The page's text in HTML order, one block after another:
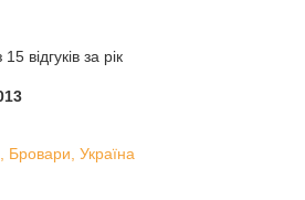
відгуків за рік
Бровари, Україна